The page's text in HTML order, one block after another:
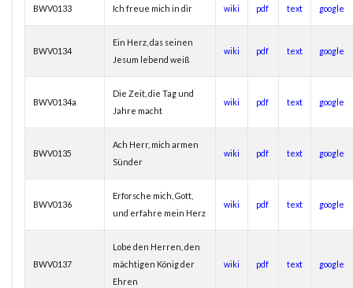
BWV0133 Ich freue mich in dir wiki pdf text google
BWV0134
Ein Herz, das seinen
Jesum lebend weiß
wiki pdf text google
BWV0134a
Die Zeit, die Tag und
Jahre macht
wiki pdf text google
BWV0135
Ach Herr, mich armen
Sünder
wiki pdf text google
BWV0136
Erforsche mich, Gott,
und erfahre mein Herz
wiki pdf text google
BWV0137
Lobe den Herren, den
mächtigen König der
Ehren
wiki pdf text google